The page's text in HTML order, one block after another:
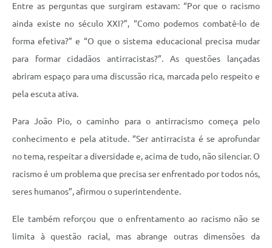
Entre as perguntas que surgiram estavam: “Por que o racismo
ainda existe no século XXI?”, “Como podemos combatê-lo de
forma efetiva?” e “O que o sistema educacional precisa mudar
para formar cidadãos antirracistas?”. As questões lançadas
abriram espaço para uma discussão rica, marcada pelo respeito e
pela escuta ativa.
Para João Pio, o caminho para o antirracismo começa pelo
conhecimento e pela atitude. “Ser antirracista é se aprofundar
no tema, respeitar a diversidade e, acima de tudo, não silenciar. O
racismo é um problema que precisa ser enfrentado por todos nós,
seres humanos”, afirmou o superintendente.
Ele também reforçou que o enfrentamento ao racismo não se
limita à questão racial, mas abrange outras dimensões da